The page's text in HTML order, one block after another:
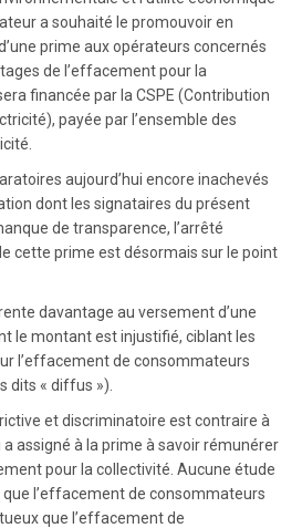
a souhaité le promouvoir en
prime aux opérateurs concernés
de l’effacement pour la
financée par la CSPE (Contribution
payée par l’ensemble des
aujourd’hui encore inachevés
dont les signataires du présent
de transparence, l’arrêté
cette prime est désormais sur le point
davantage au versement d’une
le montant est injustifié, ciblant les
l’effacement de consommateurs
dits « diffus »).
et discriminatoire est contraire à
a assigné à la prime à savoir rémunérer
pour la collectivité. Aucune étude
que l’effacement de consommateurs
que l’effacement de